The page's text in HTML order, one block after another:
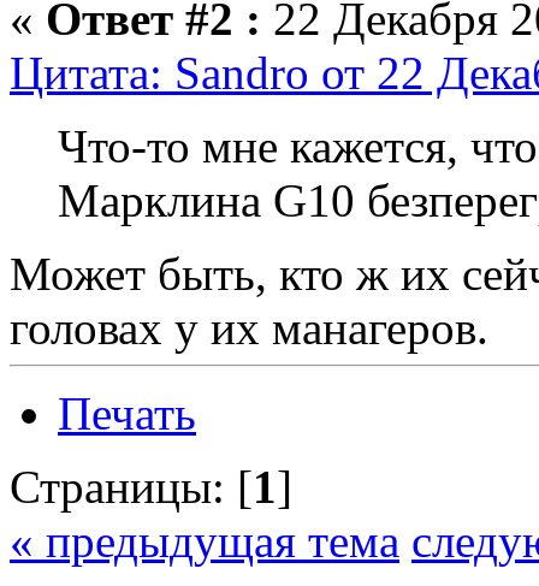
« Ответ #2 : 22 Декабря
Цитата: Sandro от 22
Что-то мне кажется,
Марклина G10
Может быть, кто ж их
головах у их манагеров.
Печать
Страницы: [1]
« предыдущая тема